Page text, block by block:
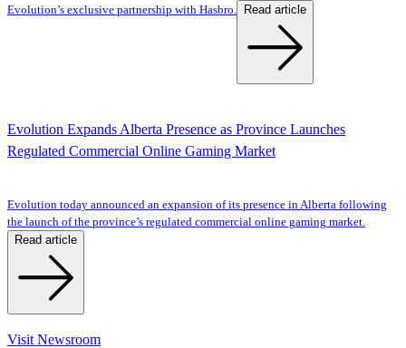
Evolution’s exclusive partnership with Hasbro.
Read article
Evolution Expands Alberta Presence as Province Launches
Regulated Commercial Online Gaming Market
Evolution today announced an expansion of its presence in Alberta following
the launch of the province’s regulated commercial online gaming market.
Read article
Visit Newsroom